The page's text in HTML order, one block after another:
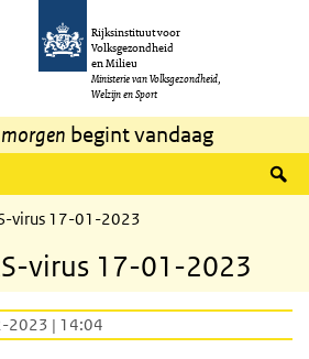
gaan
Rijksinstituut voor
Volksgezondheid
en Milieu
Ministerie van Volksgezondheid,
Welzijn en Sport
begint vandaag
virus 17-01-2023
virus 17-01-2023
2023 | 14:04